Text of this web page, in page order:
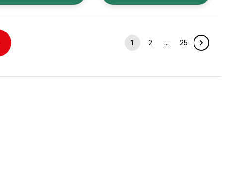
1 2 … 25